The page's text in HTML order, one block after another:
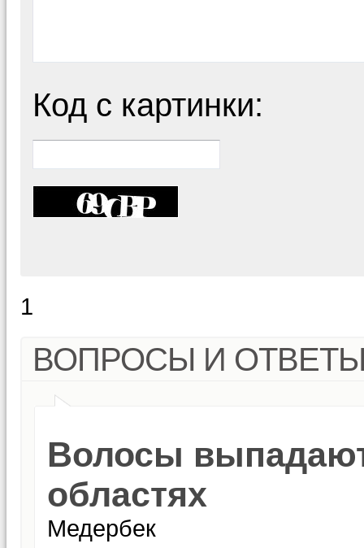
Код с картинки:
1
ВОПРОСЫ И
Волосы
областях
Медербек